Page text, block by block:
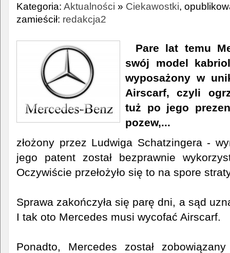
Kategoria: Aktualności » Ciekawostki,
zamieścił: redakcja2
Pare lat temu
swój model
wyposażony w
Airscarf, czyli
tuż po jego
pozew,...
złożony przez Ludwiga Schatzingera -
jego patent został bezprawnie
Oczywiście przełożyło się to na spore
Sprawa zakończyła się parę dni, a sąd
I tak oto Mercedes musi wycofać Airscarf.
Ponadto, Mercedes został